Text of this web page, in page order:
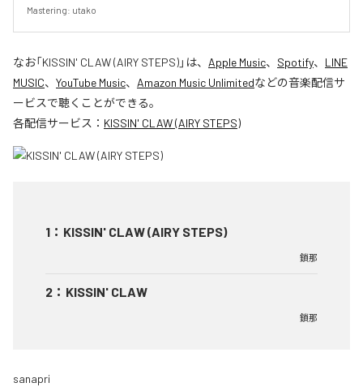
Mastering: utako
なお「KISSIN' CLAW (AIRY STEPS)」は、 Apple Music、 Spotify、 LINE
MUSIC、 YouTube Music、 Amazon Music Unlimitedなどの音楽配信サ
ービスで聴くことができる。
各配信サービス： KISSIN' CLAW (AIRY STEPS)
1 ： KISSIN' CLAW (AIRY STEPS)
鎖那
2 ： KISSIN' CLAW
鎖那
sanapri